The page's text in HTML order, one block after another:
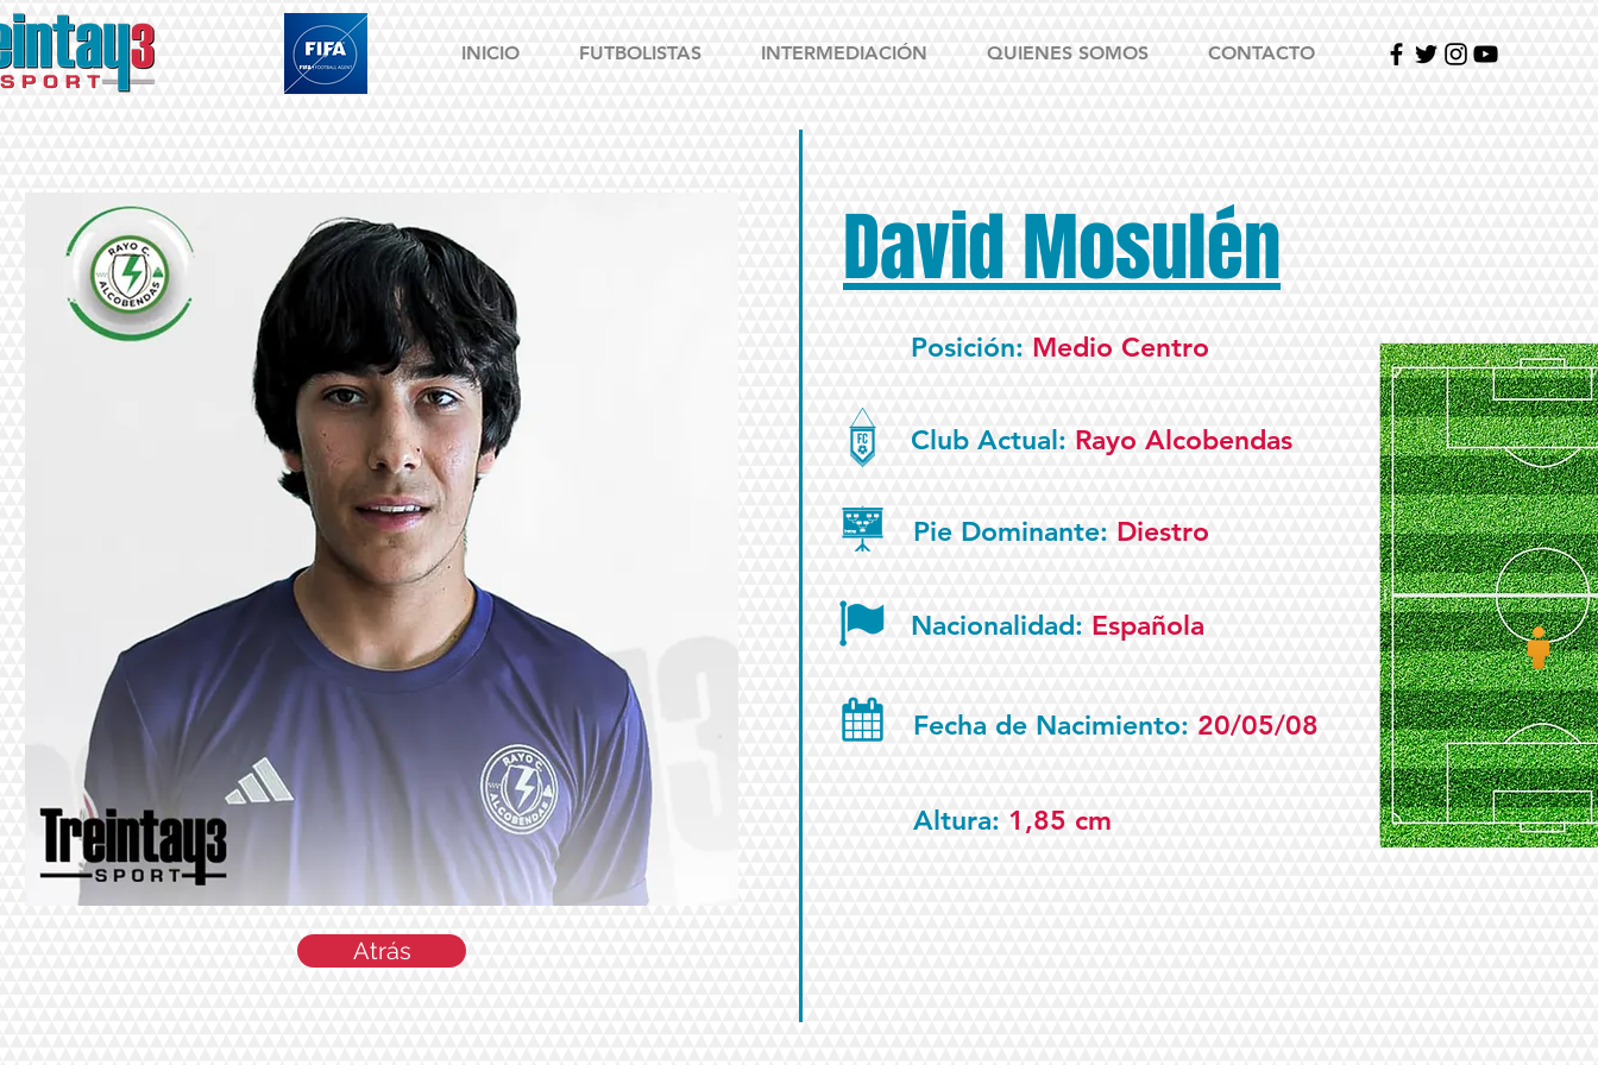
INICIO FUTBOLISTAS INTERMEDIACIÓN QUIENES SOMOS CONTACTO
Atrás
David Mosulén
Club Actual: Rayo Alcobendas
Pie Dominante: Diestro
Nacionalidad: Española
Fecha de Nacimiento: 20/05/08
Posición: Medio Centro
Altura: 1,85 cm